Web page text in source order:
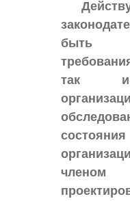
быть
так и